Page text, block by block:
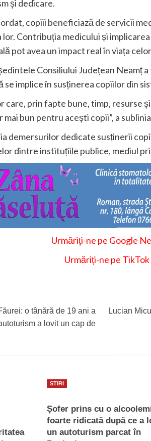
și dedicare.
copiii beneficiază de servicii
Contribuția medicului și
pot avea un impact real în viața
Consiliului Județean Neamț
implice în susținerea copiilor din
care, prin fapte bune, timp, resurse
mai bun pentru acești copii”, a
demersurilor dedicate susținerii
dintre instituțiile publice, mediul
Urmăriți-ne pe Google
Urmăriți-ne pe TikTok
o tânără de 19 ani a
a lovit un cap de
Lucian
STIRI
Șofer prins cu o
foarte ridicată după ce a
un autoturism parcat în